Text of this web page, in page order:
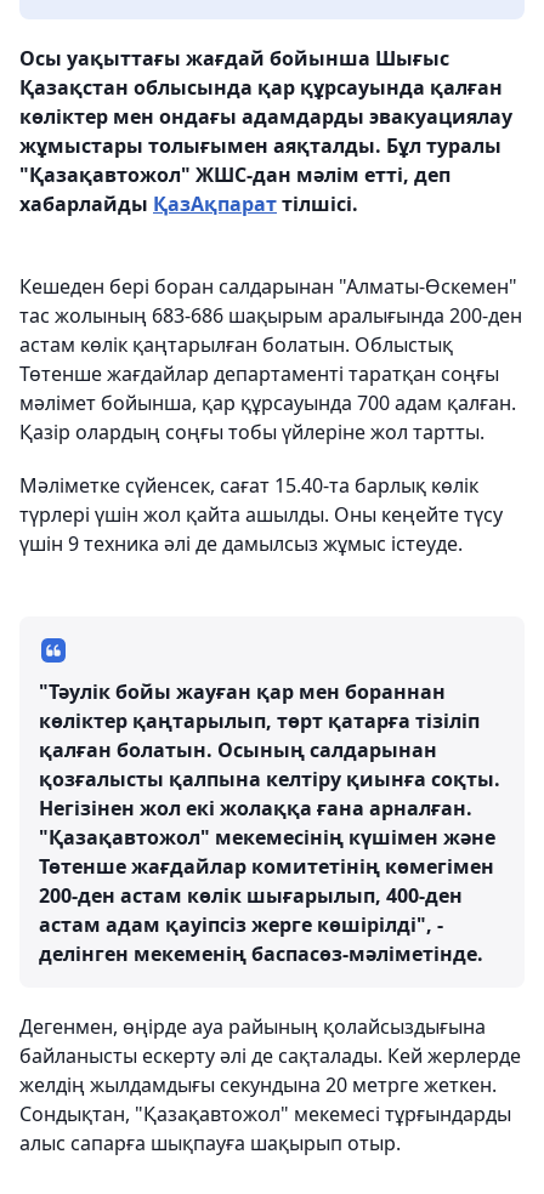
Осы уақыттағы жағдай бойынша Шығыс
Қазақстан облысында қар құрсауында қалған
көліктер мен ондағы адамдарды эвакуациялау
жұмыстары толығымен аяқталды. Бұл туралы
"Қазақавтожол" ЖШС-дан мәлім етті, деп
хабарлайды ҚазАқпараттілшісі.
Кешеден бері боран салдарынан "Алматы-Өскемен"
тас жолының 683-686 шақырым аралығында 200-ден
астам көлік қаңтарылған болатын. Облыстық
Төтенше жағдайлар департаменті таратқан соңғы
мәлімет бойынша, қар құрсауында 700 адам қалған.
Қазір олардың соңғы тобы үйлеріне жол тартты.
Мәліметке сүйенсек, сағат 15.40-та барлық көлік
түрлері үшін жол қайта ашылды. Оны кеңейте түсу
үшін 9 техника әлі де дамылсыз жұмыс істеуде.
"Тәулік бойы жауған қар мен бораннан
көліктер қаңтарылып, төрт қатарға тізіліп
қалған болатын. Осының салдарынан
қозғалысты қалпына келтіру қиынға соқты.
Негізінен жол екі жолаққа ғана арналған.
"Қазақавтожол" мекемесінің күшімен және
Төтенше жағдайлар комитетінің көмегімен
200-ден астам көлік шығарылып, 400-ден
астам адам қауіпсіз жерге көшірілді", -
делінген мекеменің баспасөз-мәліметінде.
Дегенмен, өңірде ауа райының қолайсыздығына
байланысты ескерту әлі де сақталады. Кей жерлерде
желдің жылдамдығы секундына 20 метрге жеткен.
Сондықтан, "Қазақавтожол" мекемесі тұрғындарды
алыс сапарға шықпауға шақырып отыр.